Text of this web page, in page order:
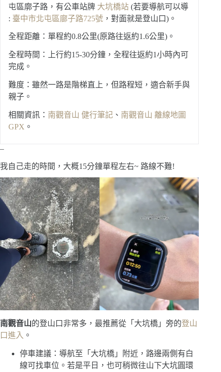
屯區廓子路，有公車站牌 大坑橋站 (若要導航可以導
: 臺中市北屯區廍子路725號 ，對面就是登山口)。
全程距離：單程約0.8公里(原路往返約1.6公里)。
全程時間：上行約15-30分鐘，全程往返約1小時內可
完成。
難度：雖然一路是階梯直上，但路程短，適合新手與
親子。
相關資訊： 南觀音山 健行筆記 、 南觀音山 離線地圖
GPX 。
–
我自己走的時間，大概15分鐘單程左右~ 路線不難!
南觀音山的登山口非常多，最推薦從「大坑橋」旁的登山
口進入 。
停車建議：導航至「大坑橋」附近，路邊兩側有白
線可找車位。若是平日，也可稍微往山下大坑圓環